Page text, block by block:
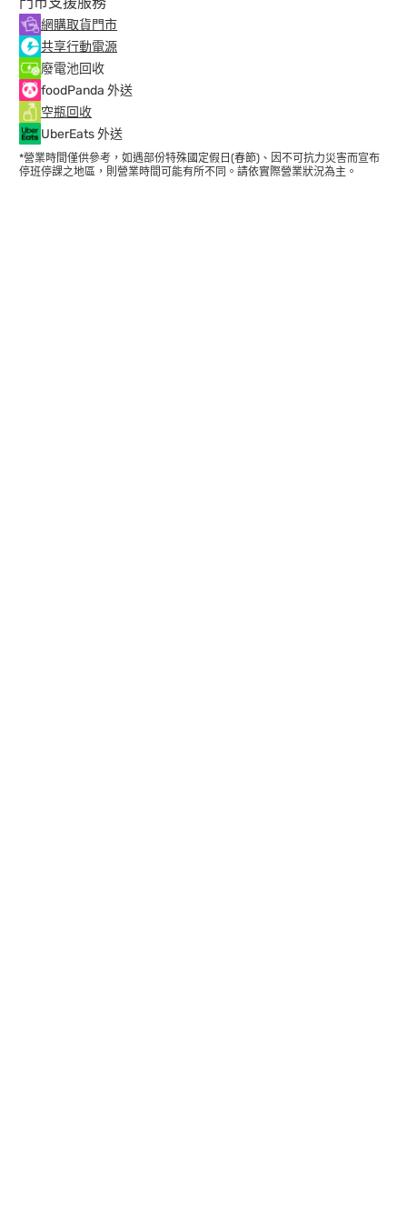
網購取貨門市
共享行動電源
廢電池回收
foodPanda 外送
空瓶回收
UberEats 外送
*營業時間僅供參考，如遇部份特殊國定假日(春節)、因不可抗力災害而宣布
停班停課之地區，則營業時間可能有所不同。請依實際營業狀況為主。